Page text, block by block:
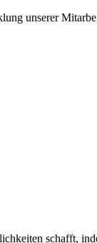
unserer
schafft,